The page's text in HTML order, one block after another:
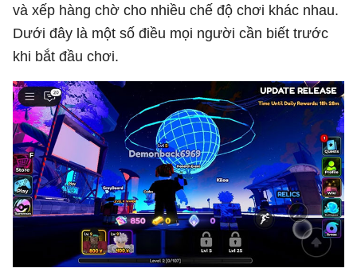
và xếp hàng chờ cho nhiều chế độ chơi khác nhau.
Dưới đây là một số điều mọi người cần biết trước
khi bắt đầu chơi.